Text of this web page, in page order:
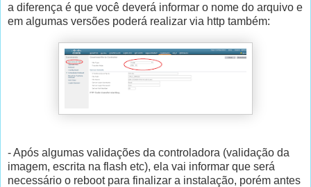
a diferença é que você deverá informar o nome do arquivo e
em algumas versões poderá realizar via http também:
- Após algumas validações da controladora (validação da
imagem, escrita na flash etc), ela vai informar que será
necessário o reboot para finalizar a instalação, porém antes